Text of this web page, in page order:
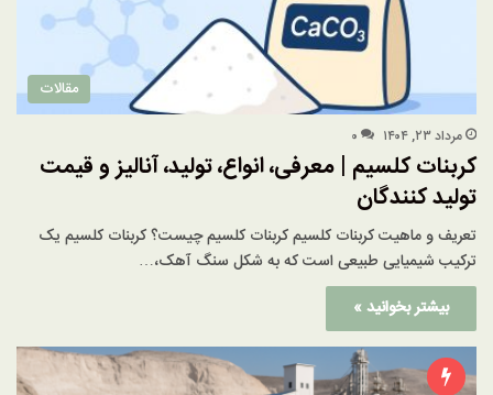
مقالات
مرداد ۲۳, ۱۴۰۴ ۰
کربنات کلسیم | معرفی، انواع، تولید، آنالیز و قیمت
تولید کنندگان
تعریف و ماهیت کربنات کلسیم کربنات کلسیم چیست؟ کربنات کلسیم یک
ترکیب شیمیایی طبیعی است که به شکل سنگ آهک،…
بیشتر بخوانید »